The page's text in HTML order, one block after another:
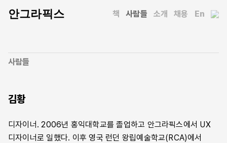
안그라픽스 책 사람들 소개 채용 En
사람들
김황
디자이너. 2006년 홍익대학교를 졸업하고 안그라픽스에서 UX
디자이너로 일했다. 이후 영국 런던 왕립예술학교(RCA)에서